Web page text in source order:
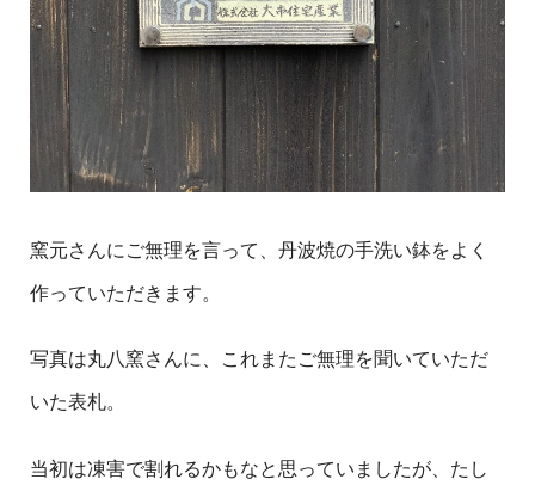
窯元さんにご無理を言って、丹波焼の手洗い鉢をよく
作っていただきます。
写真は丸八窯さんに、これまたご無理を聞いていただ
いた表札。
当初は凍害で割れるかもなと思っていましたが、たし